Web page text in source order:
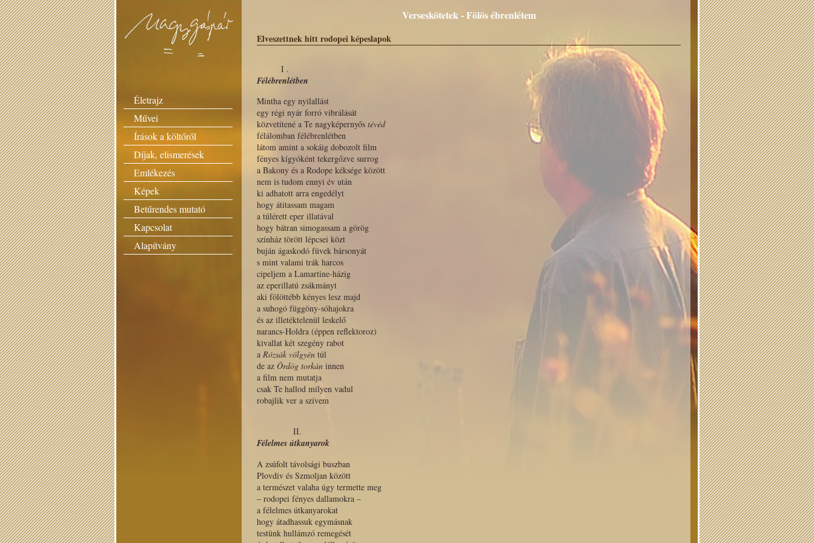
Életrajz
Művei
Írások a költőről
Díjak, elismerések
Emlékezés
Képek
Betűrendes mutató
Kapcsolat
Alapítvány
Verseskötetek - Fölös ébrenlétem
Elveszettnek hitt rodopei képeslapok
I .
Félébrenlétben
Mintha egy nyilallást
egy régi nyár forró vibrálását
közvetítené a Te nagyképernyős tévéd
félálomban félébrenlétben
látom amint a sokáig dobozolt film
fényes kígyóként tekergőzve surrog
a Bakony és a Rodope kéksége között
nem is tudom ennyi év után
ki adhatott arra engedélyt
hogy átitassam magam
a túlérett eper illatával
hogy bátran simogassam a görög
színház törött lépcsei közt
buján ágaskodó füvek bársonyát
s mint valami trák harcos
cipeljem a Lamartine-házig
az eperillatú zsákmányt
aki fölöttébb kényes lesz majd
a suhogó függöny-sóhajokra
és az illetéktelenül leskelő
narancs-Holdra (éppen reflektoroz)
kivallat két szegény rabot
a Rózsák völgyén túl
de az Ördög torkán innen
a film nem mutatja
csak Te hallod milyen vadul
robajlik ver a szívem
II.
Félelmes útkanyarok
A zsúfolt távolsági buszban
Plovdiv és Szmoljan között
a természet valaha úgy termette meg
– rodopei fényes dallamokra –
a félelmes útkanyarokat
hogy átadhassuk egymásnak
testünk hullámzó remegését